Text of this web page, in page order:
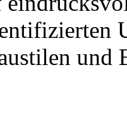
und